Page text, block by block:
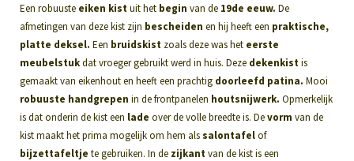
Een robuuste eiken kistuit het begin van de 19de eeuw. De
afmetingen van deze kist zijn bescheiden en hij heeft een praktische,
platte deksel. Een bruidskist zoals deze was het eerste
meubelstukdat vroeger gebruikt werd in huis. Deze dekenkistis
gemaakt van eikenhout en heeft een prachtig doorleefd patina. Mooi
robuuste handgrepen in de frontpanelen houtsnijwerk. Opmerkelijk
is dat onderin de kist een lade over de volle breedte is. Devorm van de
kist maakt het prima mogelijk om hem alssalontafelof
bijzettafeltje te gebruiken. In de zijkantvan de kist is een